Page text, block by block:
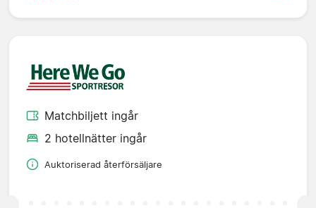
Matchbiljett ingår
2 hotellnätter ingår
Auktoriserad återförsäljare